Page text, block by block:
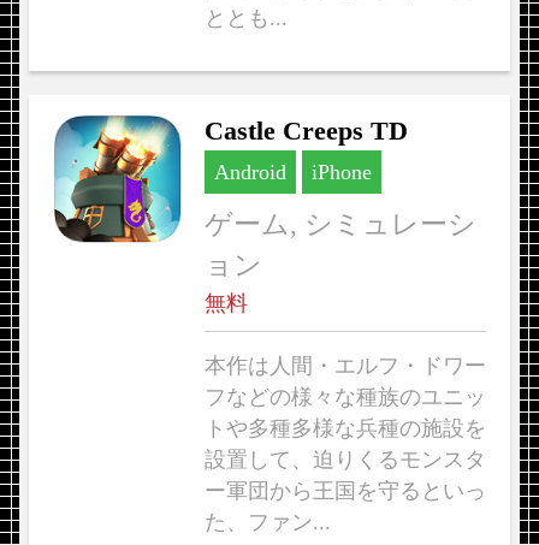
ととも...
Castle Creeps TD
Android iPhone
ゲーム, シミュレーシ
ョン
無料
本作は人間・エルフ・ドワー
フなどの様々な種族のユニッ
トや多種多様な兵種の施設を
設置して、迫りくるモンスタ
ー軍団から王国を守るといっ
た、ファン...